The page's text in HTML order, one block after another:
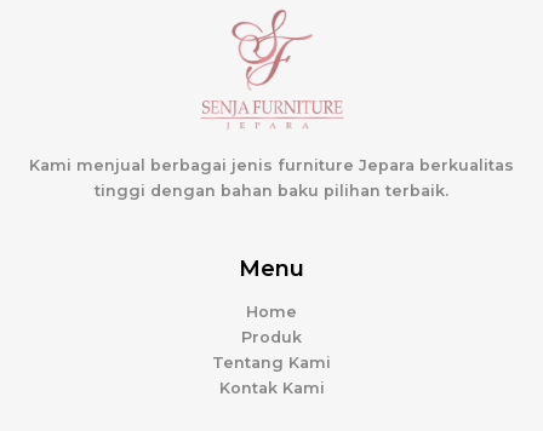
Kami menjual berbagai jenis furniture Jepara berkualitas
tinggi dengan bahan baku pilihan terbaik.
Menu
Home
Produk
Tentang Kami
Kontak Kami